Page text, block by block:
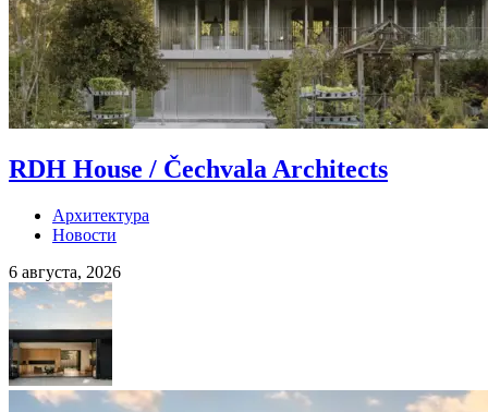
RDH House / Čechvala Architects
Архитектура
Новости
6 августа, 2026